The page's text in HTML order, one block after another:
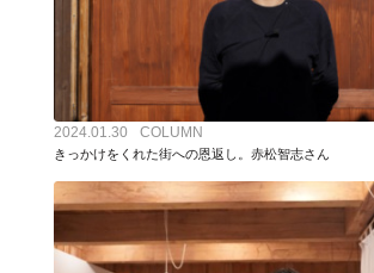
2024.01.30 COLUMN
きっかけをくれた街への恩返し。赤松智志さん